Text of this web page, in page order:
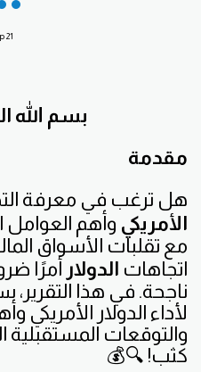
21
بسم الله
مقدمة
هل ترغب في معرفة
الأمريكي وأهم العوامل
مع تقلبات الأسواق
اتجاهات الدولار أمرًا
ناجحة. في هذا التقرير،
لأداء الدولار الأمريكي
والتوقعات المستقبلية
كثب! 🔍💰